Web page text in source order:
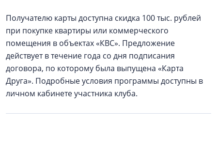
Получателю карты доступна скидка 100 тыс. рублей
при покупке квартиры или коммерческого
помещения в объектах «КВС». Предложение
действует в течение года со дня подписания
договора, по которому была выпущена «Карта
Друга». Подробные условия программы доступны в
личном кабинете участника клуба.